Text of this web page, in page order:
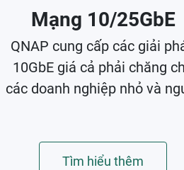
Mạng 10/25GbE
QNAP cung cấp các giải
10GbE giá cả phải chăng
các doanh nghiệp nhỏ và
Tìm hiểu thêm